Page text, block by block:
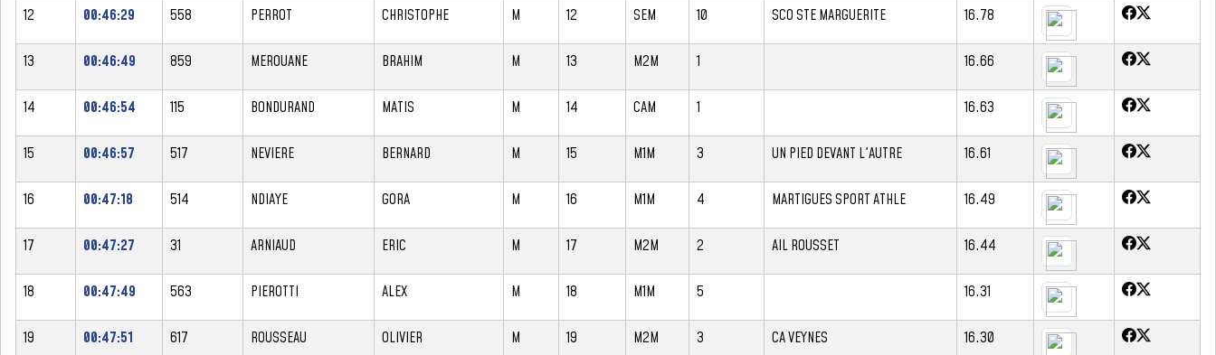
12 00:46:29 558 PERROT CHRISTOPHE M 12 SEM 10 SCO STE MARGUERITE 16.78
13 00:46:49 859 MEROUANE BRAHIM M 13 M2M 1 16.66
14 00:46:54 115 BONDURAND MATIS M 14 CAM 1 16.63
15 00:46:57 517 NEVIERE BERNARD M 15 M1M 3 UN PIED DEVANT L'AUTRE 16.61
16 00:47:18 514 NDIAYE GORA M 16 M1M 4 MARTIGUES SPORT ATHLE 16.49
17 00:47:27 31 ARNIAUD ERIC M 17 M2M 2 AIL ROUSSET 16.44
18 00:47:49 563 PIEROTTI ALEX M 18 M1M 5 16.31
19 00:47:51 617 ROUSSEAU OLIVIER M 19 M2M 3 CA VEYNES 16.30